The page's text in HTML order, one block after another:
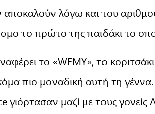
αποκαλούν λόγω και του
το πρώτο της παιδάκι το
το «WFMY», το
πιο μοναδική αυτή τη
γιόρτασαν μαζί με τους